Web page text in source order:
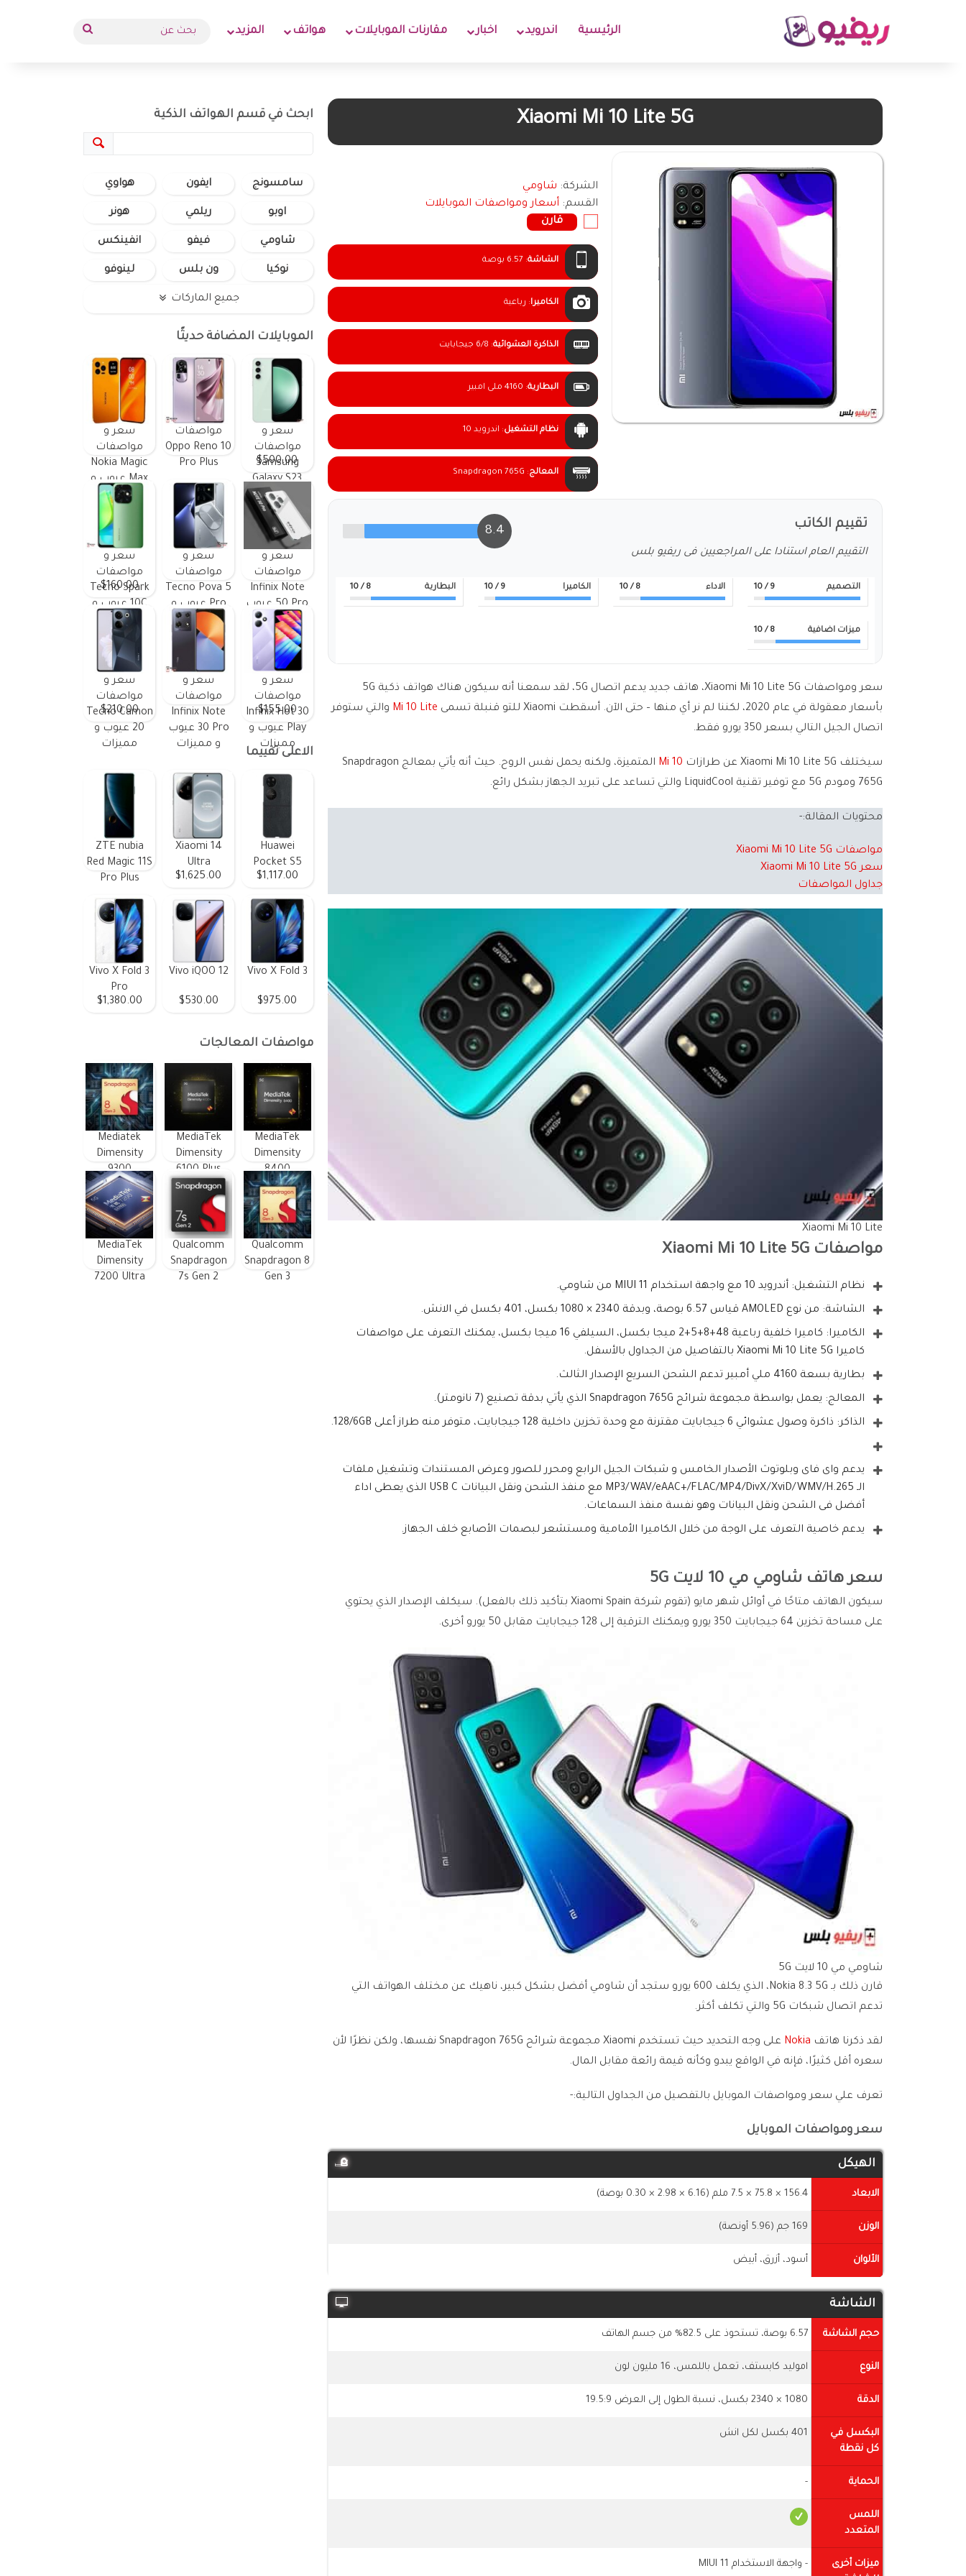
الرئيسية اندرويد اخبار مقارنات الموبايلات هواتف المزيد بحث
Xiaomi Mi 10 Lite 5G
الشركة: شاومي
القسم: أسعار ومواصفات الموبايلات
قارن
الشاشة: 6.57 بوصة
الكاميرا: رباعية
الذاكرة العشوائية: 6/8 جيجابايت
البطارية: 4160 ملى امبير
نظام التشغيل: اندرويد 10
المعالج:
Snapdragon 765G
تقييم الكاتب
التقييم العام استنادا على المراجعيين فى ريفيو بلس
8.4
التصميم 9
/ 10 الاداء 8
/ 10 الكاميرا 9
/ 10 البطارية 8
/ 10
ميزات اضافية 8
/ 10
سعر ومواصفات Xiaomi Mi 10 Lite 5G، هاتف جديد يدعم اتصال 5G، لقد سمعنا أنه سيكون هناك هواتف ذكية 5G
بأسعار معقولة في عام 2020، لكننا لم نر أي منها – حتى الآن. أسقطت Xiaomi للتو قنبلة تسمى
Mi 10 Lite والتي ستوفر
اتصال الجيل التالي بسعر 350 يورو فقط.
سيختلف Xiaomi Mi 10 Lite 5G عن طرازات Mi 10
المتميزة، ولكنه يحمل نفس الروح. حيث أنه يأتي بمعالج Snapdragon
765G ومودم 5G مع توفير تقنية LiquidCool والتي تساعد على تبريد الجهاز بشكل رائع.
محتويات المقالة:-
مواصفات Xiaomi Mi 10 Lite 5G
سعر Xiaomi Mi 10 Lite 5G
جداول المواصفات
Xiaomi Mi 10 Lite
مواصفات Xiaomi Mi 10 Lite 5G
نظام التشغيل: أندرويد 10 مع واجهة استخدام MIUI 11 من شاومي.
الشاشة: من نوع AMOLED قياس 6.57 بوصة، وبدقة 2340 × 1080 بكسل، 401 بكسل في الانش.
الكاميرا: كاميرا خلفية رباعية 48+8+5+2 ميجا بكسل، السيلفي 16 ميجا بكسل، يمكنك التعرف على مواصفات
كاميرا Xiaomi Mi 10 Lite 5G بالتفاصيل من الجداول بالأسفل.
بطارية بسعة 4160 ملي أمبير تدعم الشحن السريع الإصدار الثالث.
المعالج: يعمل بواسطة مجموعة شرائح Snapdragon 765G الذي يأتي بدقة تصنيع (7 نانومتر).
الذاكر: ذاكرة وصول عشوائي 6 جيجابايت مقترنة مع وحدة تخزين داخلية 128 جيجابايت، متوفر منه طراز أعلى 128/6GB.
يدعم واى فاى وبلوتوث الأصدار الخامس و شبكات الجيل الرابع ومحرر للصور وعرض المستندات وتشغيل ملفات
الـ MP3/WAV/eAAC+/FLAC/MP4/DivX/XviD/WMV/H.265 مع منفذ الشحن ونقل البيانات USB C الذى يعطى اداء
أفضل فى الشحن ونقل البيانات وهو نفسة منفذ السماعات.
يدعم خاصية التعرف على الوجة من خلال الكاميرا الأمامية ومستشعر لبصمات الأصابع خلف الجهاز.
سعر هاتف شاومي مي 10 لايت 5G
سيكون الهاتف متاحًا في أوائل شهر مايو (تقوم شركة Xiaomi Spain بتأكيد ذلك بالفعل). سيكلف الإصدار الذي يحتوي
على مساحة تخزين 64 جيجابايت 350 يورو ويمكنك الترقية إلى 128 جيجابايت مقابل 50 يورو أخرى.
شاومي مي 10 لايت 5G
قارن ذلك بـ Nokia 8.3 5G، الذي يكلف 600 يورو ستجد أن شاومي أفضل بشكل كبير، ناهيك عن مختلف الهواتف التي
تدعم اتصال شبكات 5G والتي تكلف أكثر.
لقد ذكرنا هاتف Nokia
على وجه التحديد حيث تستخدم Xiaomi مجموعة شرائح Snapdragon 765G نفسها، ولكن نظرًا لأن
سعره أقل كثيرًا، فإنه في الواقع يبدو وكأنه قيمة رائعة مقابل المال.
تعرف علي سعر ومواصفات الموبايل بالتفصيل من الجداول التالية:-
سعر ومواصفات الموبايل
الهيكل
الابعاد 156.4 × 75.8 × 7.5 ملم (6.16 × 2.98 × 0.30 بوصة)
الوزن 169 جم (5.96 أونصة)
الألوان أسود، أزرق، أبيض
الشاشة
حجم الشاشة 6.57 بوصة، تستحوذ على 82.5% من جسم الهاتف
النوع اموليد كابستف، تعمل باللمس، 16 مليون لون
الدقة 1080 × 2340 بكسل، نسبة الطول إلى العرض 19.5:9
البكسل في
كل نقطة
401 بكسل لكل انش
الحماية -
اللمس
المتعدد
ميزات أخرى
- واجهة الاستخدام MIUI 11
ابحث في قسم الهواتف الذكية
سامسونج ايفون هواوي
اوبو ريلمي هونر
شاومي فيفو انفينكس
نوكيا ون بلس لينوفو
جميع الماركات
الموبايلات المضافة حديثًا
سعر و
مواصفات
Samsung
Galaxy S23
FE ومميزات
وعيوب
$500.00
مواصفات
Oppo Reno 10
Pro Plus
سعر و
مواصفات
Nokia Magic
Max عيوب و
مميزات
سعر و
مواصفات
Infinix Note
50 Pro عيوب
و مميزات
سعر و
مواصفات
Tecno Pova 5
Pro عيوب و
مميزات
سعر و
مواصفات
Tecno Spark
10C عيوب و
مميزات
$160.00
سعر و
مواصفات
Infinix Hot 30
Play عيوب و
مميزات
$155.00
سعر و
مواصفات
Infinix Note
30 Pro عيوب
و مميزات
سعر و
مواصفات
Tecno Camon
20 عيوب و
مميزات
$210.00
الاعلى تقييما
Huawei
Pocket S5
$1,117.00
Xiaomi 14
Ultra
$1,625.00
ZTE nubia
Red Magic 11S
Pro Plus
Vivo X Fold 3
$975.00
Vivo iQOO 12
$530.00
Vivo X Fold 3
Pro
$1,380.00
مواصفات المعالجات
MediaTek
Dimensity
8400
MediaTek
Dimensity
6100 Plus
Mediatek
Dimensity
9300
Qualcomm
Snapdragon 8
Gen 3
Qualcomm
Snapdragon
7s Gen 2
MediaTek
Dimensity
7200 Ultra